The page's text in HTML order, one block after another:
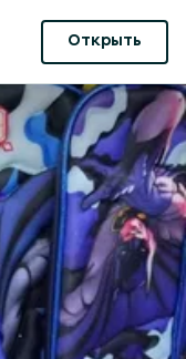
Открыть